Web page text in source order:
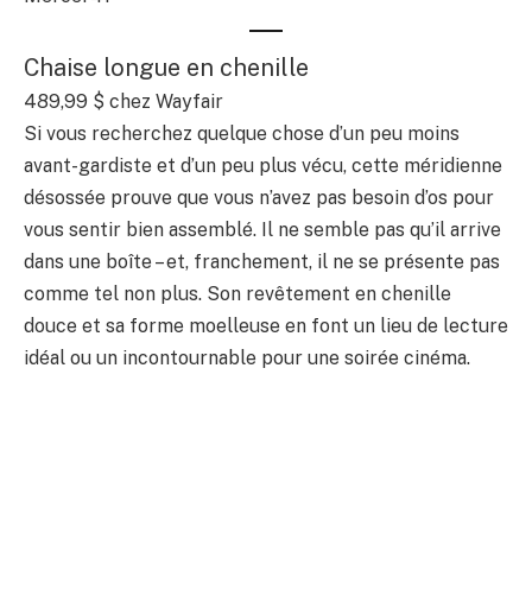
Chaise longue en chenille
489,99 $ chez Wayfair
Si vous recherchez quelque chose d’un peu moins
avant-gardiste et d’un peu plus vécu, cette méridienne
désossée prouve que vous n’avez pas besoin d’os pour
vous sentir bien assemblé. Il ne semble pas qu’il arrive
dans une boîte – et, franchement, il ne se présente pas
comme tel non plus. Son revêtement en chenille
douce et sa forme moelleuse en font un lieu de lecture
idéal ou un incontournable pour une soirée cinéma.